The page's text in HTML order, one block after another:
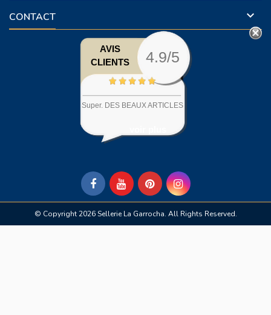
CONTACT 
AVIS
CLIENTS
4.9/5
Super. DES BEAUX ARTICLES
© Copyright 2026 Sellerie La Garrocha. All Rights Reserved.